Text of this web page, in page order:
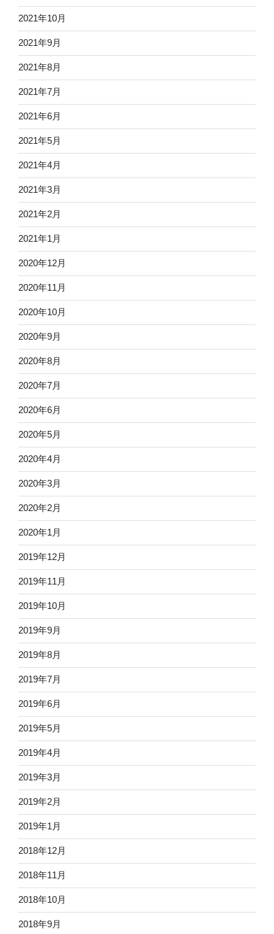
2021年10月
2021年9月
2021年8月
2021年7月
2021年6月
2021年5月
2021年4月
2021年3月
2021年2月
2021年1月
2020年12月
2020年11月
2020年10月
2020年9月
2020年8月
2020年7月
2020年6月
2020年5月
2020年4月
2020年3月
2020年2月
2020年1月
2019年12月
2019年11月
2019年10月
2019年9月
2019年8月
2019年7月
2019年6月
2019年5月
2019年4月
2019年3月
2019年2月
2019年1月
2018年12月
2018年11月
2018年10月
2018年9月